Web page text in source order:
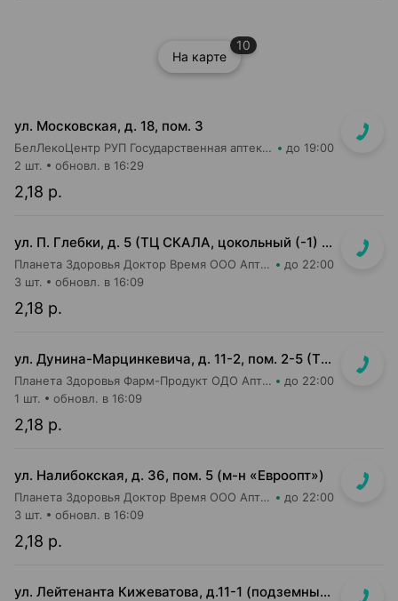
На карте
10
ул. Московская, д. 18, пом. 3
БелЛекоЦентр РУП Государственная аптека №5 до 19:00
2,18 р.
2 шт. обновл. в 16:29
ул. П. Глебки, д. 5 (ТЦ СКАЛА, цокольный (-1) этаж)
Планета Здоровья Доктор Время ООО Аптека №50 до 22:00
2,18 р.
3 шт. обновл. в 16:09
ул. Дунина-Марцинкевича, д. 11-2, пом. 2-5 (ТЦ Раковский кирмаш)
Планета Здоровья Фарм-Продукт ОДО Аптека №24 до 22:00
2,18 р.
1 шт. обновл. в 16:09
ул. Налибокская, д. 36, пом. 5 (м-н «Евроопт»)
Планета Здоровья Доктор Время ООО Аптека №51 до 22:00
2,18 р.
3 шт. обновл. в 16:09
ул. Лейтенанта Кижеватова, д.11-1 (подземный переход станции метро "Неморшанский сад")